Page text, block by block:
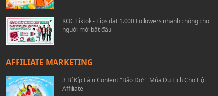
KOC Tiktok - Tips đạt 1.000 Followers nhanh chóng cho
người mới bắt đầu
AFFILIATE MARKETING
3 Bí Kíp Làm Content "Bão Đơn" Mùa Du Lịch Cho Hội
Affiliate